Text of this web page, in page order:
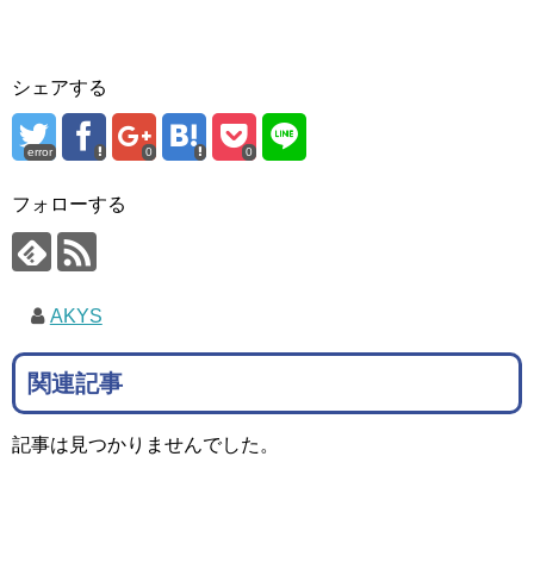
シェアする
error 0 0
フォローする
AKYS
関連記事
記事は見つかりませんでした。